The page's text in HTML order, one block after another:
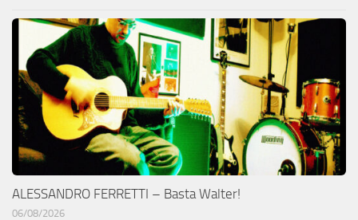
ALESSANDRO FERRETTI – Basta Walter!
06/08/2026